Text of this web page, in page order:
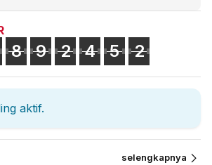
8 9 2 4 5 2
aktif.
selengkapnya